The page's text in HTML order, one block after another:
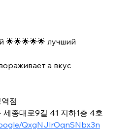
🌟🌟🌟🌟🌟 лучший
а вкус
점
세종대로9길 41 지하1층 4호
QxgNJlrOqnSNbx3n